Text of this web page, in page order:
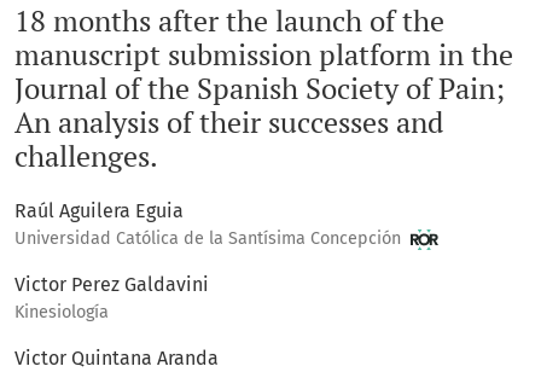
18 months after the launch of the
manuscript submission platform in the
Journal of the Spanish Society of Pain;
An analysis of their successes and
challenges.
Raúl Aguilera Eguia
Universidad Católica de la Santísima Concepción
Victor Perez Galdavini
Kinesiología
Victor Quintana Aranda